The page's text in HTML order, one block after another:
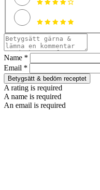
Name *
Email *
Betygsätt & bedöm receptet
A rating is required
A name is required
An email is required